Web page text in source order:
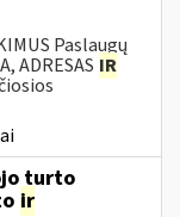
Paslaugų
ADRESAS IR
turto
ir